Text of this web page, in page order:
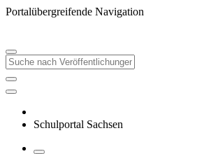
Portalübergreifende Navigation
Schulportal Sachsen